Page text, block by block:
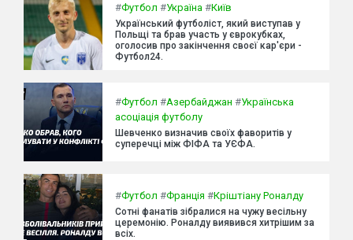
#Футбол #Україна #Київ
Український футболіст, який виступав у
Польщі та брав участь у єврокубках,
оголосив про закінчення своєї кар'єри -
Футбол24.
#Футбол #Азербайджан #Українська
асоціація футболу
Шевченко визначив своїх фаворитів у
суперечці між ФІФА та УЄФА.
#Футбол #Франція #Кріштіану Роналду
Сотні фанатів зібралися на чужу весільну
церемонію. Роналду виявився хитрішим за
всіх.